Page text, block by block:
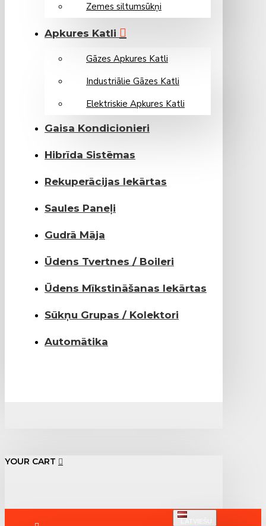
Zemes siltumsūkņi
Apkures Katli
Gāzes Apkures Katli
Industriālie Gāzes Katli
Elektriskie Apkures Katli
Gaisa Kondicionieri
Hibrīda Sistēmas
Rekuperācijas Iekārtas
Saules Paneļi
Gudrā Māja
Ūdens Tvertnes / Boileri
Ūdens Mīkstināšanas Iekārtas
Sūkņu Grupas / Kolektori
Automātika
YOUR CART